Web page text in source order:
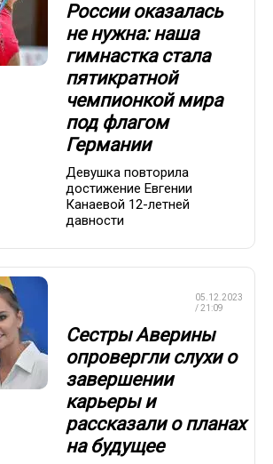
России оказалась
не нужна: наша
гимнастка стала
пятикратной
чемпионкой мира
под флагом
Германии
Девушка повторила
достижение Евгении
Канаевой 12-летней
давности
05.12.2023
/ 21:09
Сестры Аверины
опровергли слухи о
завершении
карьеры и
рассказали о планах
на будущее